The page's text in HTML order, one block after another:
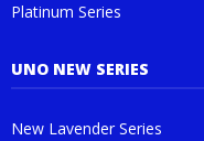
Platinum Series
UNO NEW SERIES
New Lavender Series